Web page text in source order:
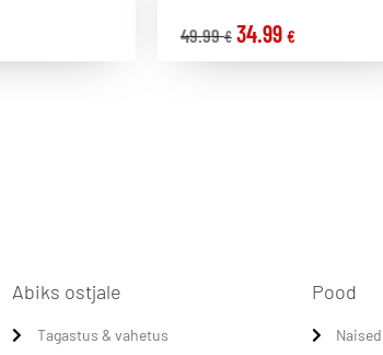
49.99€ 34.99 €
Abiks ostjale
Tagastus & vahetus
Pood
Naised